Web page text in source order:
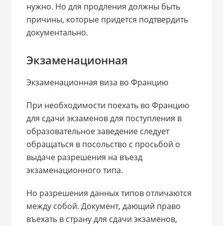
нужно. Но для продления должны быть
причины, которые придется подтвердить
документально.
Экзаменационная
Экзаменационная виза во Францию
При необходимости поехать во Францию
для сдачи экзаменов для поступления в
образовательное заведение следует
обращаться в посольство с просьбой о
выдаче разрешения на въезд
экзаменационного типа.
Но разрешения данных типов отличаются
между собой. Документ, дающий право
въехать в страну для сдачи экзаменов,